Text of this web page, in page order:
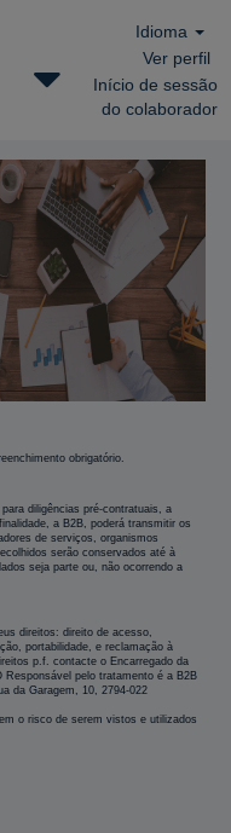
Idioma
Ver perfil
Início de sessão
do colaborador
obrigatório.
diligências pré-contratuais, a
a B2B, poderá transmitir os
de serviços, organismos
serão conservados até à
seja parte ou, não ocorrendo a
direitos: direito de acesso,
portabilidade, e reclamação à
p.f. contacte o Encarregado da
Responsável pelo tratamento é a B2B
da Garagem, 10, 2794-022
o risco de serem vistos e utilizados